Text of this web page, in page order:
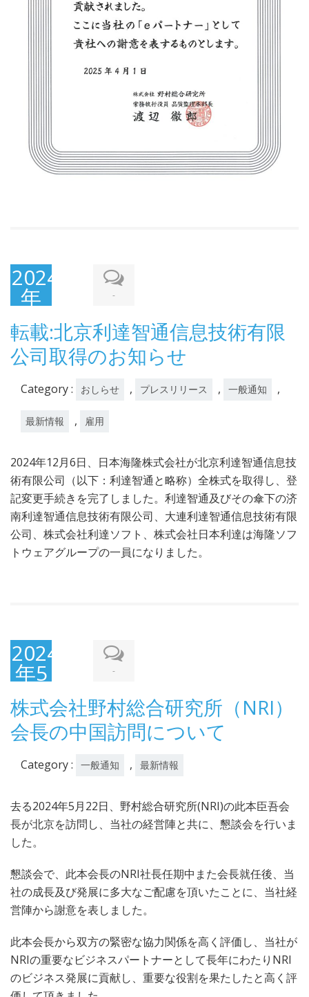
2024
年
12
月
20
日
-
転載:北京利達智通信息技術有限
公司取得のお知らせ
Category : おしらせ , プレスリリース , 一般通知 ,
最新情報 , 雇用
2024年12月6日、日本海隆株式会社が北京利達智通信息技
術有限公司（以下：利達智通と略称）全株式を取得し、登
記変更手続きを完了しました。利達智通及びその傘下の济
南利達智通信息技術有限公司、大連利達智通信息技術有限
公司、株式会社利達ソフト、株式会社日本利達は海隆ソフ
トウェアグループの一員になりました。
2024
年5
月
24
日
-
株式会社野村総合研究所（NRI）
会長の中国訪問について
Category : 一般通知 , 最新情報
去る2024年5月22日、野村総合研究所(NRI)の此本臣吾会
長が北京を訪問し、当社の経営陣と共に、懇談会を行いま
した。
懇談会で、此本会長のNRI社長任期中また会長就任後、当
社の成長及び発展に多大なご配慮を頂いたことに、当社経
営陣から謝意を表しました。
此本会長から双方の緊密な協力関係を高く評価し、当社が
NRIの重要なビジネスパートナーとして長年にわたりNRI
のビジネス発展に貢献し、重要な役割を果たしたと高く評